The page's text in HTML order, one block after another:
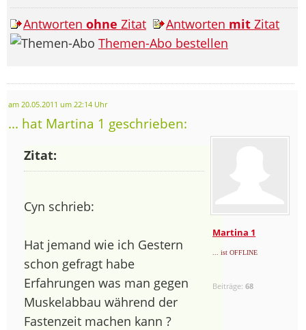
Antworten ohne Zitat Antworten mit Zitat
Themen-Abo bestellen
am 20.05.2011 um 22:14 Uhr
... hat Martina 1 geschrieben:
Martina 1
... ist OFFLINE
Beiträge:68
Zitat:
Cyn schrieb:
Hat jemand wie ich Gestern
schon gefragt habe
Erfahrungen was man gegen
Muskelabbau während der
Fastenzeit machen kann ?